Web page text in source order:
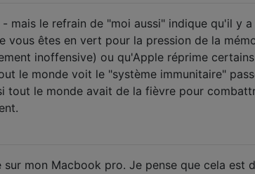
mais le refrain de "moi aussi" indique qu'il y
vous êtes en vert pour la pression de la
inoffensive) ou qu'Apple réprime
le monde voit le "système immunitaire"
tout le monde avait de la fièvre pour
mon Macbook pro. Je pense que cela est